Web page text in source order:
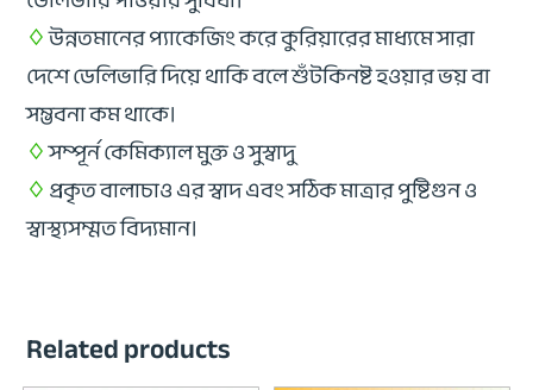
♢উন্নতমানের প্যাকেজিং করে কুরিয়ারের মাধ্যমে সারা
দেশে ডেলিভারি দিয়ে থাকি বলে শুঁটকিনষ্ট হওয়ার ভয় বা
সম্ভবনা কম থাকে।
♢সম্পূর্ন কেমিক্যাল মুক্ত ও সুস্বাদু
♢প্রকৃত বালাচাও এর স্বাদ এবং সঠিক মাত্রার পুষ্টিগুন ও
স্বাস্থ্যসম্মত বিদ্যমান।
Related products